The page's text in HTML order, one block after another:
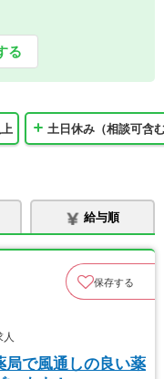
る
土日休み（相談可含
給与順
保存する
局で風通しの良い薬